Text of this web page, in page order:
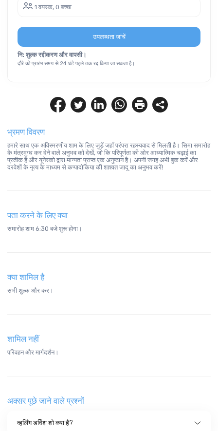
भ्रमण विवरण
हमारे साथ एक अविस्मरणीय शाम के लिए जुड़ें जहाँ परंपरा रहस्यवाद से मिलती है। सिमा समारोह
के मंत्रमुग्ध कर देने वाले अनुभव को देखें, जो कि परिपूर्णता की ओर आध्यात्मिक चढ़ाई का
प्रतीक है और यूनेस्को द्वारा मान्यता प्राप्त एक अनुष्ठान है। अपनी जगह अभी बुक करें और
दरवेशों के नृत्य के माध्यम से कप्पादोकिया की शाश्वत जादू का अनुभव करें!
पता करने के लिए क्या
समारोह शाम 6:30 बजे शुरू होगा।
क्या शामिल है
सभी शुल्क और कर।
शामिल नहीं
परिवहन और मार्गदर्शन।
अक्सर पूछे जाने वाले प्रश्नों
व्हर्लिंग डर्विश शो क्या है?
1 वयस्क, 0 बच्चा
उपलब्धता जांचें
नि: शुल्क रद्दीकरण और वापसी।
दौरे को प्रारंभ समय से 24 घंटे पहले तक रद्द किया जा सकता है।